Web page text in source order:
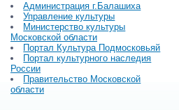
Администрация г.Балашиха
Управление культуры
Министерство культуры
Московской области
Портал Культура Подмосковьяй
Портал культурного наследия
России
Правительство Московской
области